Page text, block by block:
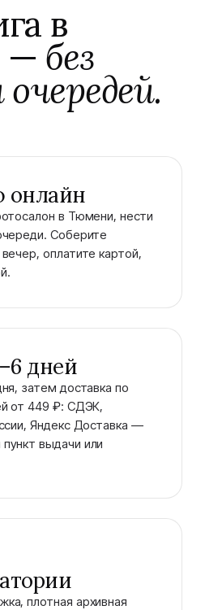
в
— без
онлайн
в Тюмени, нести
Соберите
оплатите картой,
дней
затем доставка по
от 449 ₽: СДЭК,
Яндекс Доставка —
выдачи или
плотная архивная